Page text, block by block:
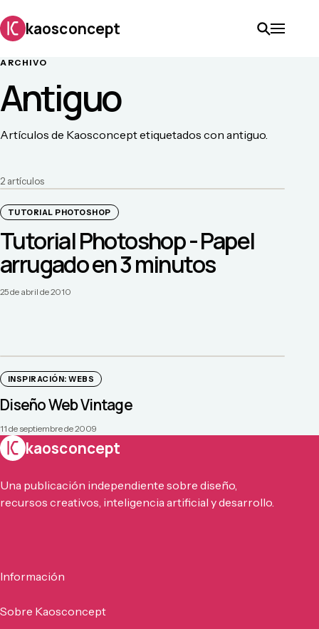
kaosconcept
ARCHIVO
Antiguo
Artículos de Kaosconcept etiquetados con antiguo.
2 artículos
TUTORIAL PHOTOSHOP
Tutorial Photoshop - Papel
arrugado en 3 minutos
25 de abril de 2010
INSPIRACIÓN: WEBS
Diseño Web Vintage
11 de septiembre de 2009
kaosconcept
Una publicación independiente sobre diseño,
recursos creativos, inteligencia artificial y desarrollo.
Información
Sobre Kaosconcept